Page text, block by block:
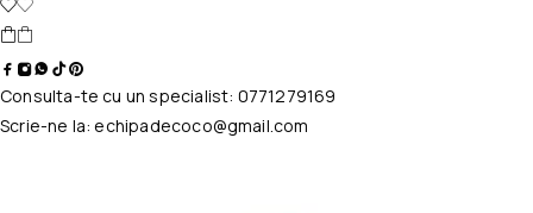
Consulta-te cu un specialist: 0771279169
Scrie-ne la:echipadecoco@gmail.com